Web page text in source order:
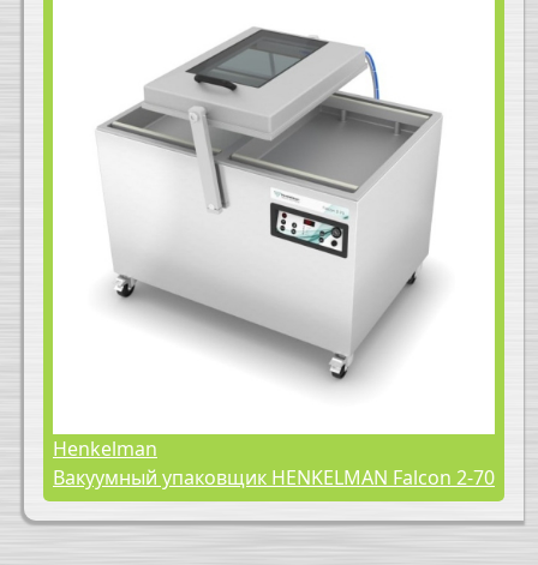
Henkelman
Вакуумный упаковщик HENKELMAN Falcon 2-70